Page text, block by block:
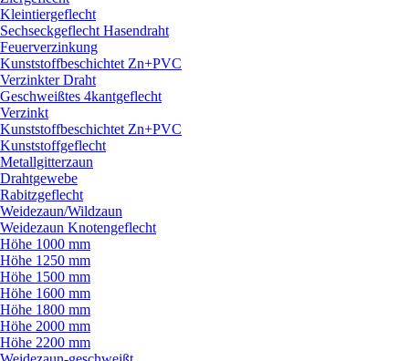
Kleintiergeflecht
Sechseckgeflecht Hasendraht
Feuerverzinkung
Kunststoffbeschichtet Zn+PVC
Verzinkter Draht
Geschweißtes 4kantgeflecht
Verzinkt
Kunststoffbeschichtet Zn+PVC
Kunststoffgeflecht
Metallgitterzaun
Drahtgewebe
Rabitzgeflecht
Weidezaun/Wildzaun
Weidezaun Knotengeflecht
Höhe 1000 mm
Höhe 1250 mm
Höhe 1500 mm
Höhe 1600 mm
Höhe 1800 mm
Höhe 2000 mm
Höhe 2200 mm